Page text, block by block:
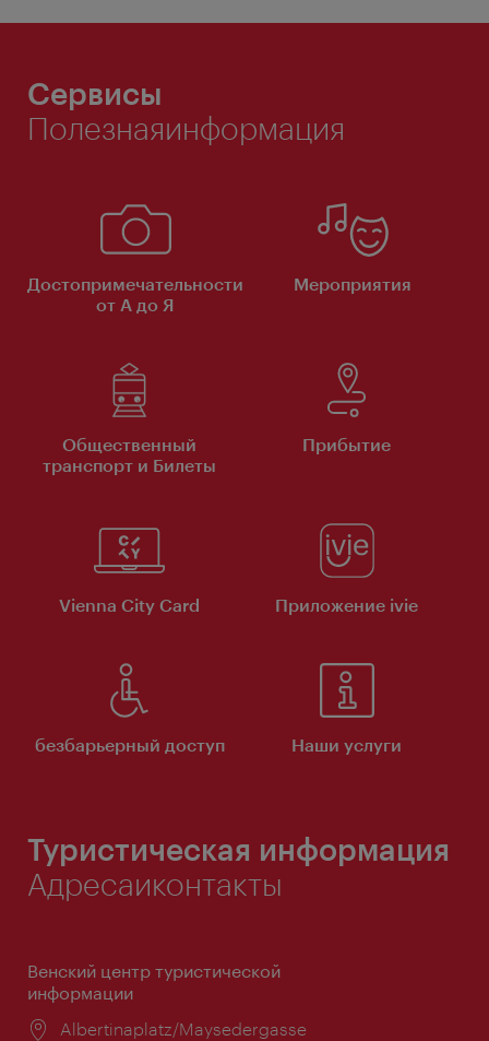
Сервисы
Полезнаяинформация
Достопримечательности
от А до Я
Мероприятия
Общественный
транспорт и Билеты
Прибытие
Vienna City Card Приложение ivie
безбарьерный доступ Наши услуги
Туристическая информация
Адресаиконтакты
Венский центр туристической
информации
Расположение:
Albertinaplatz/Maysedergasse